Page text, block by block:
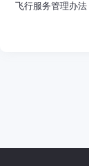
飞行服务管理办法